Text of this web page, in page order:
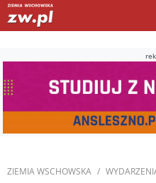
ZIEMIA WSCHOWSKA